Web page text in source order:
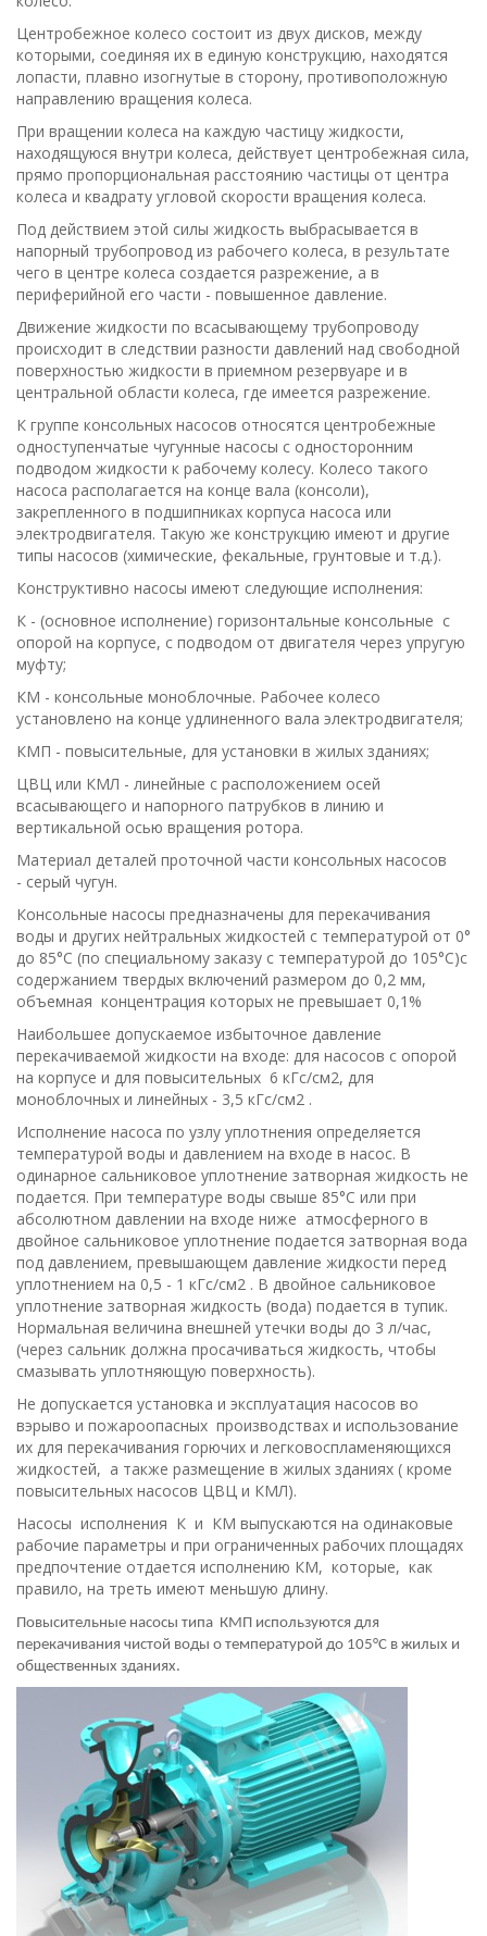
Центробежное колесо состоит из двух дисков, между
которыми, соединяя их в единую конструкцию, находятся
лопасти, плавно изогнутые в сторону, противоположную
направлению вращения колеса.
При вращении колеса на каждую частицу жидкости,
находящуюся внутри колеса, действует центробежная сила,
прямо пропорциональная расстоянию частицы от центра
колеса и квадрату угловой скорости вращения колеса.
Под действием этой силы жидкость выбрасывается в
напорный трубопровод из рабочего колеса, в результате
чего в центре колеса создается разрежение, а в
периферийной его части - повышенное давление.
Движение жидкости по всасывающему трубопроводу
происходит в следствии разности давлений над свободной
поверхностью жидкости в приемном резервуаре и в
центральной области колеса, где имеется разрежение.
К группе консольных насосов относятся центробежные
одноступенчатые чугунные насосы с односторонним
подводом жидкости к рабочему колесу. Колесо такого
насоса располагается на конце вала (консоли),
закрепленного в подшипниках корпуса насоса или
электродвигателя. Такую же конструкцию имеют и другие
типы насосов (химические, фекальные, грунтовые и т.д.).
Конструктивно насосы имеют следующие исполнения:
К - (основное исполнение) горизонтальные консольные с
опорой на корпусе, с подводом от двигателя через упругую
муфту;
КМ - консольные моноблочные. Рабочее колесо
установлено на конце удлиненного вала электродвигателя;
КМП - повысительные, для установки в жилых зданиях;
ЦВЦ или КМЛ - линейные с расположением осей
всасывающего и напорного патрубков в линию и
вертикальной осью вращения ротора.
Материал деталей проточной части консольных насосов
- серый чугун.
Консольные насосы предназначены для перекачивания
воды и других нейтральных жидкостей с температурой от 0°
до 85°С (по специальному заказу с температурой до 105°С)с
содержанием твердых включений размером до 0,2 мм,
объемная концентрация которых не превышает 0,1%
Наибольшее допускаемое избыточное давление
перекачиваемой жидкости на входе: для насосов с опорой
на корпусе и для повысительных 6 кГс/cм2, для
моноблочных и линейных - 3,5 кГс/см2 .
Исполнение насоса по узлу уплотнения определяется
температурой воды и давлением на входе в насос. В
одинарное сальниковое уплотнение затворная жидкость не
подается. При температуре воды свыше 85°С или при
абсолютном давлении на входе ниже атмосферного в
двойное сальниковое уплотнение подается затворная вода
под давлением, превышающем давление жидкости перед
уплотнением на 0,5 - 1 кГс/см2 . В двойное сальниковое
уплотнение затворная жидкость (вода) подается в тупик.
Нормальная величина внешней утечки воды до 3 л/час,
(через сальник должна просачиваться жидкость, чтобы
смазывать уплотняющую поверхность).
Не допускается установка и эксплуатация насосов во
вэрыво и пожароопасных производствах и использование
их для перекачивания горючих и легковоспламеняющихся
жидкостей, а также размещение в жилых зданиях ( кроме
повысительных насосов ЦВЦ и КМЛ).
Насосы исполнения К и КM выпускаются на одинаковые
рабочие параметры и при ограниченных рабочих площадях
предпочтение отдается исполнению КМ, которые, как
правило, на треть имеют меньшую длину.
Повысительные насосы типа КМП используются для
перекачивания чистой воды о температурой до 105°С в жилых и
общественных зданиях.